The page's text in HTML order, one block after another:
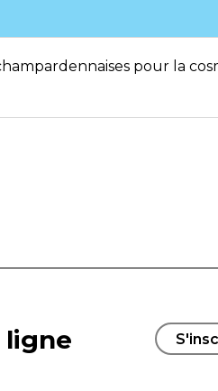
pour la
ligne